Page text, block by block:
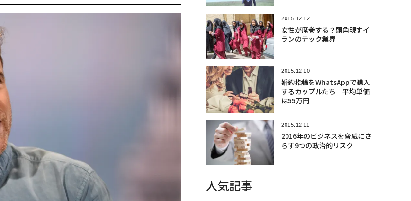
2015.12.12
女性が席巻する？頭角現すイ
ランのテック業界
2015.12.10
婚約指輪をWhatsAppで購入
するカップルたち 平均単価
は55万円
2015.12.11
2016年のビジネスを脅威にさ
らす9つの政治的リスク
人気記事